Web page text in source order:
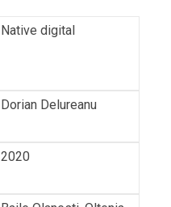
Native digital
Dorian Delureanu
2020